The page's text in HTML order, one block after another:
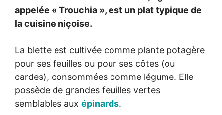
appelée « Trouchia », est un plat typique de
la cuisine niçoise.
La blette est cultivée comme plante potagère
pour ses feuilles ou pour ses côtes (ou
cardes), consommées comme légume. Elle
possède de grandes feuilles vertes
semblables aux épinards.